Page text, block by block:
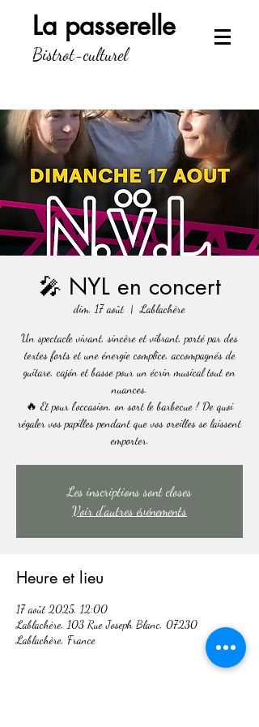
La passerelle
Bistrot-culturel
🎤 NYL en concert
dim. 17 août
  |
Lablachère
Un spectacle vivant, sincère et vibrant, porté par des
textes forts et une énergie complice, accompagnés de
guitare, cajón et basse pour un écrin musical tout en
nuances.
🔥 Et pour l’occasion, on sort le barbecue ! De quoi
régaler vos papilles pendant que vos oreilles se laissent
emporter.
Les inscriptions sont closes
Voir d'autres événements
Heure et lieu
17 août 2025, 12:00
Lablachère, 103 Rue Joseph Blanc, 07230
Lablachère, France